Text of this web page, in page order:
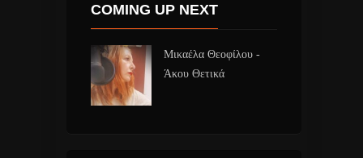
COMING UP NEXT
Μικαέλα Θεοφίλου -
Άκου Θετικά